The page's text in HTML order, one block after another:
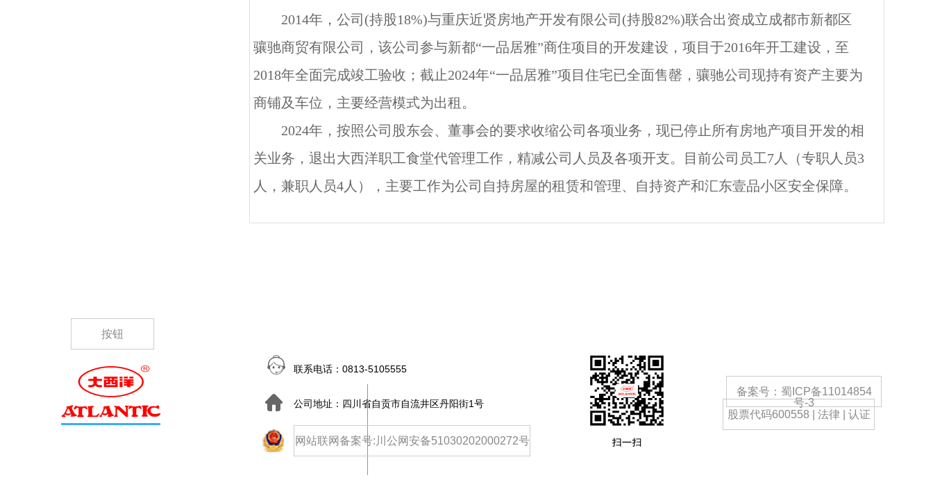
2014年，公司(持股18%)与重庆近贤房地产开发有限公司(持股82%)联合出资成立成都市新都区
骧驰商贸有限公司，该公司参与新都“一品居雅”商住项目的开发建设，项目于2016年开工建设，至
2018年全面完成竣工验收；截止2024年“一品居雅”项目住宅已全面售罄，骧驰公司现持有资产主要为
商铺及车位，主要经营模式为出租。
2024年，按照公司股东会、董事会的要求收缩公司各项业务，现已停止所有房地产项目开发的相
关业务，退出大西洋职工食堂代管理工作，精减公司人员及各项开支。目前公司员工7人（专职人员3
人，兼职人员4人），主要工作为公司自持房屋的租赁和管理、自持资产和汇东壹品小区安全保障。
联系电话： 0813-5105555
公司地址：四川省自贡市自流井区丹阳街1号
股票代码600558 | 法律 | 认证
备案号：蜀ICP备11014854
号-3
按钮
网站联网备案号:川公网安备51030202000272号